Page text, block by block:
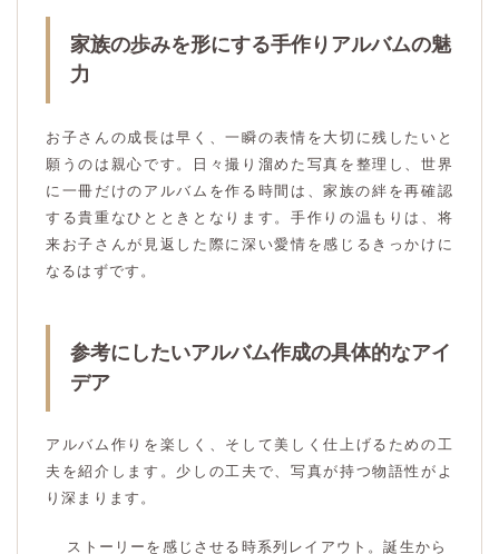
家族の歩みを形にする手作りアルバムの魅
力
お子さんの成長は早く、一瞬の表情を大切に残したいと
願うのは親心です。日々撮り溜めた写真を整理し、世界
に一冊だけのアルバムを作る時間は、家族の絆を再確認
する貴重なひとときとなります。手作りの温もりは、将
来お子さんが見返した際に深い愛情を感じるきっかけに
なるはずです。
参考にしたいアルバム作成の具体的なアイ
デア
アルバム作りを楽しく、そして美しく仕上げるための工
夫を紹介します。少しの工夫で、写真が持つ物語性がよ
り深まります。
ストーリーを感じさせる時系列レイアウト。誕生から